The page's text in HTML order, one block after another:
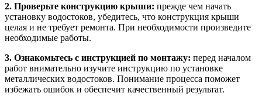
2. Проверьте конструкцию крыши: прежде чем начать
установку водостоков, убедитесь, что конструкция крыши
целая и не требует ремонта. При необходимости произведите
необходимые работы.
3. Ознакомьтесь с инструкцией по монтажу: перед началом
работ внимательно изучите инструкцию по установке
металлических водостоков. Понимание процесса поможет
избежать ошибок и обеспечит качественный результат.